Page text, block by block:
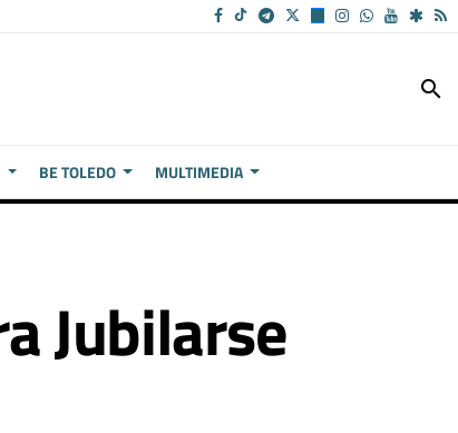
search
BE TOLEDO MULTIMEDIA
Jubilarse